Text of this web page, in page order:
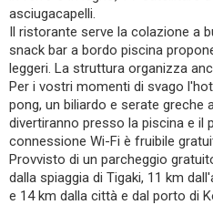
asciugacapelli.
Il ristorante serve la colazione a
snack bar a bordo piscina
leggeri. La struttura organizza
Per i vostri momenti di svago
pong, un biliardo e serate greche
divertiranno presso la piscina e il
connessione Wi-Fi è fruibile
Provvisto di un parcheggio
dalla spiaggia di Tigaki, 11 km
e 14 km dalla città e dal porto di